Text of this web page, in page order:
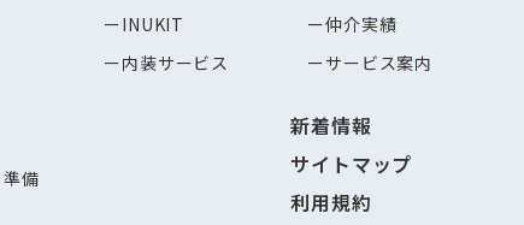
備
INUKIT
内装サービス
仲介実績
サービス案内
新着情報
サイトマップ
利用規約